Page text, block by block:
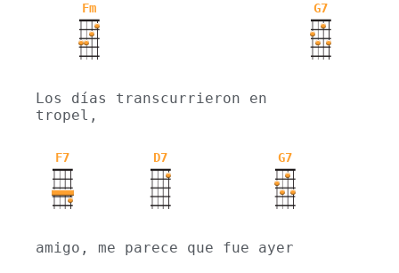
Fm G7
Los días transcurrieron en
tropel,
F7 D7 G7
amigo, me parece que fue ayer